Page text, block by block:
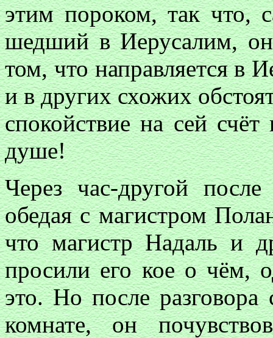
этим пороком, так что,
шедший в Иерусалим,
том, что направляется в
и в других схожих
спокойствие на сей
душе!
Через час-другой
обедая с магистром
что магистр Надаль и
просили его кое о чём,
это. Но после
комнате, он